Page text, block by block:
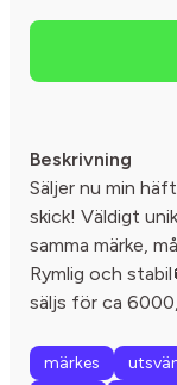
Beskrivning
Säljer nu min
skick! Väldigt
samma märke,
Rymlig och
säljs för ca
märkes